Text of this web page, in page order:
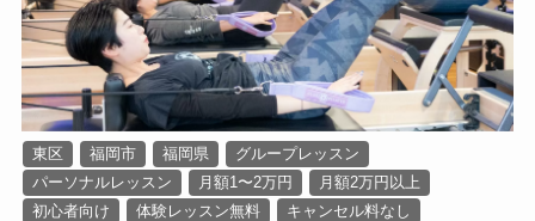
東区 福岡市 福岡県
グループレッスン
パーソナルレッスン
月額1〜2万円
月額2万円以上
初心者向け
体験レッスン無料
キャンセル料なし